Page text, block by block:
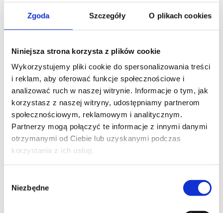
Zgoda Szczegóły O plikach cookies
Niniejsza strona korzysta z plików cookie
Wykorzystujemy pliki cookie do spersonalizowania treści
i reklam, aby oferować funkcje społecznościowe i
analizować ruch w naszej witrynie. Informacje o tym, jak
korzystasz z naszej witryny, udostępniamy partnerom
społecznościowym, reklamowym i analitycznym.
Partnerzy mogą połączyć te informacje z innymi danymi
otrzymanymi od Ciebie lub uzyskanymi podczas
korzystania z ich usług.
zgody
Niezbędne
COSMO | HCT
Remote control COSMO | HCT Specification BI-
CHANNELS 12 GROUPS AUTOMATIC SYSTEM: DAILY
MODE, WEEKLY MODE, ASTRO OPTIONS SIMULATED
USER PRESENCE MODE USER INTERFACE IN 8
LANGUAGES CONFIGURATION FROM
YOUR COMPUTER PC LCD DISPLAY 240 x 320 px
MICRO USB COLORS: WHITE, BLACK ROLLING CODE
FSK MODULATION 868 MHz 3 x R03 / AAA 1,5 V [...]